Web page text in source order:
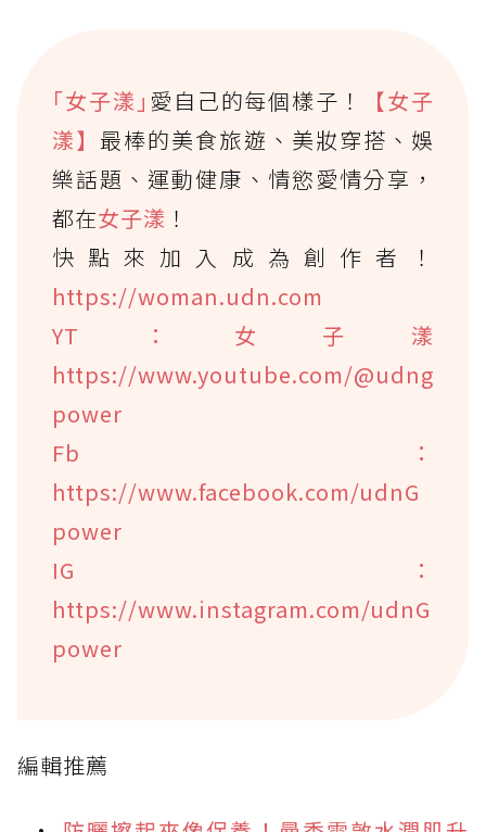
｢女子漾｣ 愛自己的每個樣子！
【女子
漾】 最棒的美食旅遊、美妝穿搭、娛
樂話題、運動健康、情慾愛情分享，
都在女子漾 ！
快點來加入成為創作者！
https://woman.udn.com
YT：女子漾
https://www.youtube.com/@udng
power
Fb：
https://www.facebook.com/udnG
power
IG：
https://www.instagram.com/udnG
power
編輯推薦